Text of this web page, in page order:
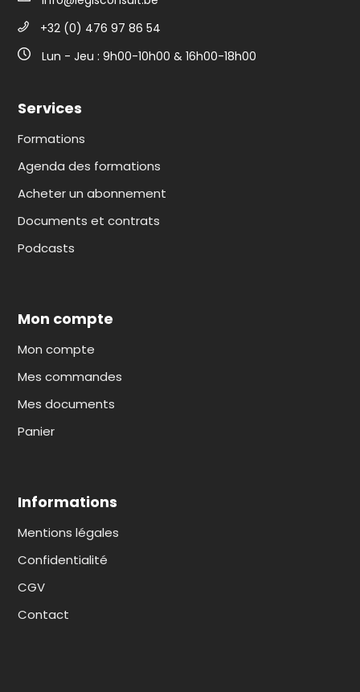
+32 (0) 476 97 86 54
Lun - Jeu : 9h00-10h00 & 16h00-18h00
Services
Formations
Agenda des formations
Acheter un abonnement
Documents et contrats
Podcasts
Mon compte
Mon compte
Mes commandes
Mes documents
Panier
Informations
Mentions légales
Confidentialité
CGV
Contact